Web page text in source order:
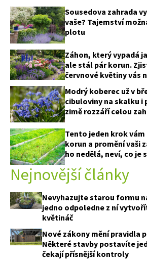
65 Kč
Objednat >
Naše krásná zahrada Speciál
Sousedova zahrada
vaše? Tajemství
plotu
Záhon, který vypadá
ale stál pár korun.
červnové květiny vás
Modrý koberec už v
cibuloviny na skalku i
zimě rozzáří celou
Tento jeden krok
korun a promění vaši
ho nedělá, neví, co je
Nejnovější články
Nevyhazujte starou formu
jedno odpoledne z ní
květináč
Nové zákony mění pravidla
Některé stavby postavíte
čekají přísnější kontroly